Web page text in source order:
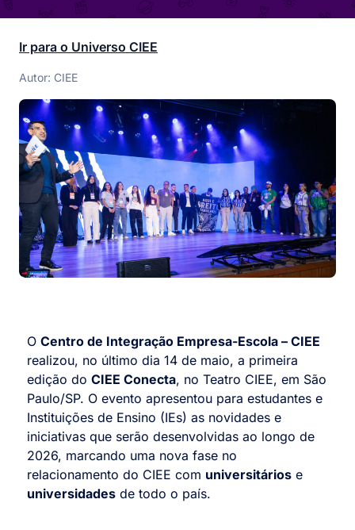
Ir para o Universo CIEE
Autor: CIEE
O Centro de Integração Empresa-Escola – CIEE
realizou, no último dia 14 de maio, a primeira
edição do CIEE Conecta, no Teatro CIEE, em São
Paulo/SP. O evento apresentou para estudantes e
Instituições de Ensino (IEs) as novidades e
iniciativas que serão desenvolvidas ao longo de
2026, marcando uma nova fase no
relacionamento do CIEE com universitários e
universidades de todo o país.